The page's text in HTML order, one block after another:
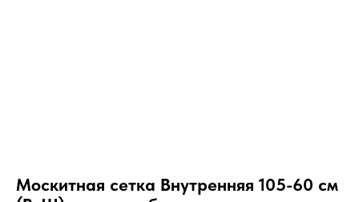
Москитная сетка Внутренняя 105-60 см